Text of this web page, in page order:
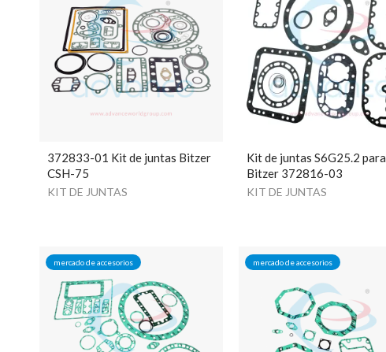
372833-01 Kit de juntas Bitzer
CSH-75
KIT DE JUNTAS
Kit de juntas S6G25.2 para
Bitzer 372816-03
KIT DE JUNTAS
mercado de accesorios mercado de accesorios